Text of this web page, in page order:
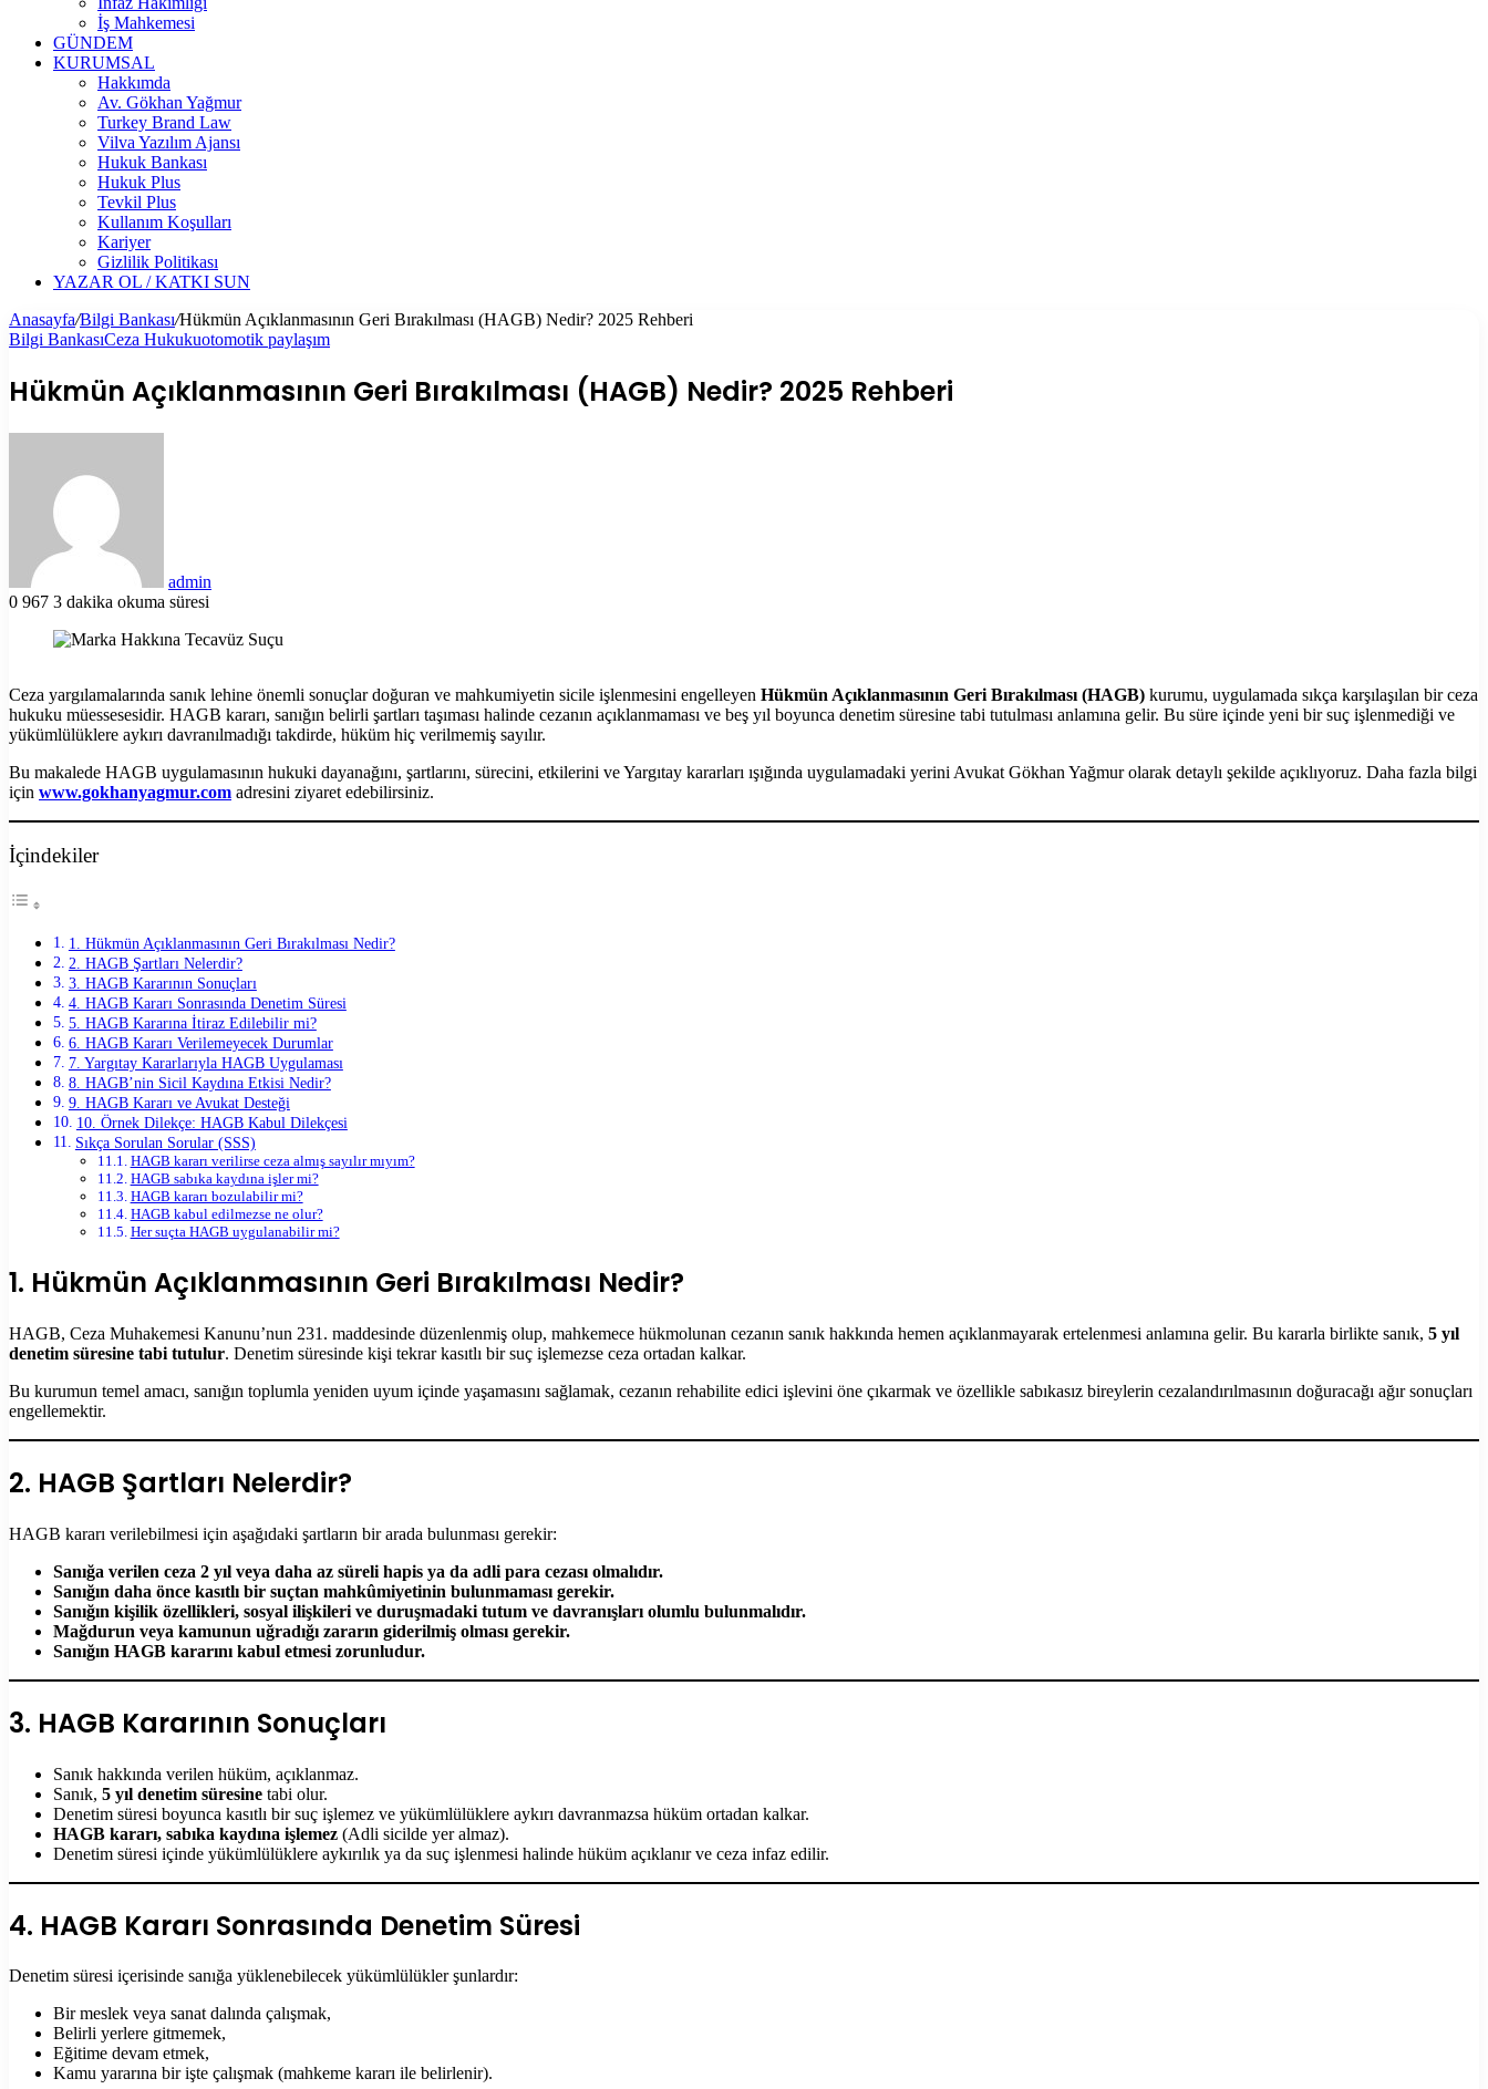
İş Mahkemesi
GÜNDEM
KURUMSAL
Hakkımda
Av. Gökhan Yağmur
Turkey Brand Law
Vilva Yazılım Ajansı
Hukuk Bankası
Hukuk Plus
Tevkil Plus
Kullanım Koşulları
Kariyer
Gizlilik Politikası
YAZAR OL / KATKI SUN
Anasayfa/Bilgi Bankası/Hükmün Açıklanmasının Geri Bırakılması (HAGB) Nedir? 2025 Rehberi
Bilgi BankasıCeza Hukukuotomotik paylaşım
Hükmün Açıklanmasının Geri Bırakılması (HAGB) Nedir? 2025 Rehberi
admin
0 967 3 dakika okuma süresi
Ceza yargılamalarında sanık lehine önemli sonuçlar doğuran ve mahkumiyetin sicile işlenmesini engelleyen Hükmün Açıklanmasının Geri Bırakılması (HAGB) kurumu, uygulamada sıkça karşılaşılan bir ceza
hukuku müessesesidir. HAGB kararı, sanığın belirli şartları taşıması halinde cezanın açıklanmaması ve beş yıl boyunca denetim süresine tabi tutulması anlamına gelir. Bu süre içinde yeni bir suç işlenmediği ve
yükümlülüklere aykırı davranılmadığı takdirde, hüküm hiç verilmemiş sayılır.
Bu makalede HAGB uygulamasının hukuki dayanağını, şartlarını, sürecini, etkilerini ve Yargıtay kararları ışığında uygulamadaki yerini Avukat Gökhan Yağmur olarak detaylı şekilde açıklıyoruz. Daha fazla bilgi
için www.gokhanyagmur.com adresini ziyaret edebilirsiniz.
İçindekiler
1. Hükmün Açıklanmasının Geri Bırakılması Nedir?
2. HAGB Şartları Nelerdir?
3. HAGB Kararının Sonuçları
4. HAGB Kararı Sonrasında Denetim Süresi
5. HAGB Kararına İtiraz Edilebilir mi?
6. HAGB Kararı Verilemeyecek Durumlar
7. Yargıtay Kararlarıyla HAGB Uygulaması
8. HAGB’nin Sicil Kaydına Etkisi Nedir?
9. HAGB Kararı ve Avukat Desteği
10. Örnek Dilekçe: HAGB Kabul Dilekçesi
Sıkça Sorulan Sorular (SSS)
HAGB kararı verilirse ceza almış sayılır mıyım?
HAGB sabıka kaydına işler mi?
HAGB kararı bozulabilir mi?
HAGB kabul edilmezse ne olur?
Her suçta HAGB uygulanabilir mi?
1. Hükmün Açıklanmasının Geri Bırakılması Nedir?
HAGB, Ceza Muhakemesi Kanunu’nun 231. maddesinde düzenlenmiş olup, mahkemece hükmolunan cezanın sanık hakkında hemen açıklanmayarak ertelenmesi anlamına gelir. Bu kararla birlikte sanık, 5 yıl
denetim süresine tabi tutulur. Denetim süresinde kişi tekrar kasıtlı bir suç işlemezse ceza ortadan kalkar.
Bu kurumun temel amacı, sanığın toplumla yeniden uyum içinde yaşamasını sağlamak, cezanın rehabilite edici işlevini öne çıkarmak ve özellikle sabıkasız bireylerin cezalandırılmasının doğuracağı ağır sonuçları
engellemektir.
2. HAGB Şartları Nelerdir?
HAGB kararı verilebilmesi için aşağıdaki şartların bir arada bulunması gerekir:
Sanığa verilen ceza 2 yıl veya daha az süreli hapis ya da adli para cezası olmalıdır.
Sanığın daha önce kasıtlı bir suçtan mahkûmiyetinin bulunmaması gerekir.
Sanığın kişilik özellikleri, sosyal ilişkileri ve duruşmadaki tutum ve davranışları olumlu bulunmalıdır.
Mağdurun veya kamunun uğradığı zararın giderilmiş olması gerekir.
Sanığın HAGB kararını kabul etmesi zorunludur.
3. HAGB Kararının Sonuçları
Sanık hakkında verilen hüküm, açıklanmaz.
Sanık, 5 yıl denetim süresine tabi olur.
Denetim süresi boyunca kasıtlı bir suç işlemez ve yükümlülüklere aykırı davranmazsa hüküm ortadan kalkar.
HAGB kararı, sabıka kaydına işlemez (Adli sicilde yer almaz).
Denetim süresi içinde yükümlülüklere aykırılık ya da suç işlenmesi halinde hüküm açıklanır ve ceza infaz edilir.
4. HAGB Kararı Sonrasında Denetim Süresi
Denetim süresi içerisinde sanığa yüklenebilecek yükümlülükler şunlardır:
Bir meslek veya sanat dalında çalışmak,
Belirli yerlere gitmemek,
Eğitime devam etmek,
Kamu yararına bir işte çalışmak (mahkeme kararı ile belirlenir).